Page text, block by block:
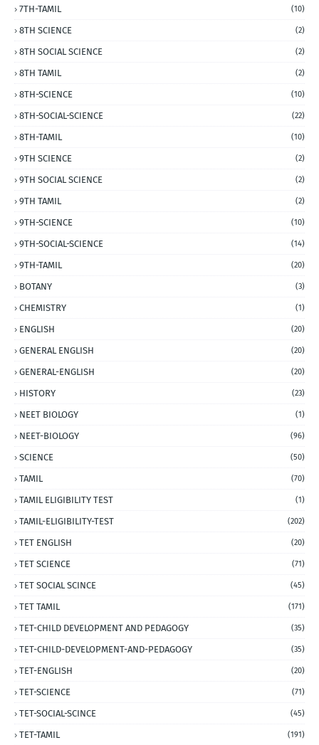
7TH-TAMIL (10)
8TH SCIENCE (2)
8TH SOCIAL SCIENCE (2)
8TH TAMIL (2)
8TH-SCIENCE (10)
8TH-SOCIAL-SCIENCE (22)
8TH-TAMIL (10)
9TH SCIENCE (2)
9TH SOCIAL SCIENCE (2)
9TH TAMIL (2)
9TH-SCIENCE (10)
9TH-SOCIAL-SCIENCE (14)
9TH-TAMIL (20)
BOTANY (3)
CHEMISTRY (1)
ENGLISH (20)
GENERAL ENGLISH (20)
GENERAL-ENGLISH (20)
HISTORY (23)
NEET BIOLOGY (1)
NEET-BIOLOGY (96)
SCIENCE (50)
TAMIL (70)
TAMIL ELIGIBILITY TEST (1)
TAMIL-ELIGIBILITY-TEST (202)
TET ENGLISH (20)
TET SCIENCE (71)
TET SOCIAL SCINCE (45)
TET TAMIL (171)
TET-CHILD DEVELOPMENT AND PEDAGOGY (35)
TET-CHILD-DEVELOPMENT-AND-PEDAGOGY (35)
TET-ENGLISH (20)
TET-SCIENCE (71)
TET-SOCIAL-SCINCE (45)
TET-TAMIL (191)